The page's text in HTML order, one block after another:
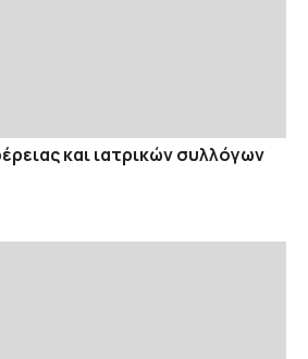
και ιατρικών συλλόγων